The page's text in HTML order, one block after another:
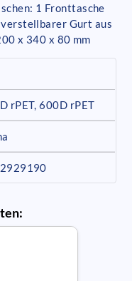
1 Fronttasche
Gurt aus
x 340 x 80 mm
rPET, 600D rPET